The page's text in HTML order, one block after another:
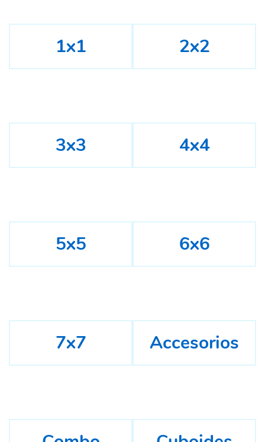
1x1 2x2
3x3 4x4
5x5 6x6
7x7 Accesorios